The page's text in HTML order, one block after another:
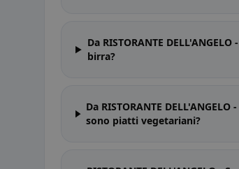
Da RISTORANTE
birra?
Da RISTORANTE
sono piatti vegetariani?